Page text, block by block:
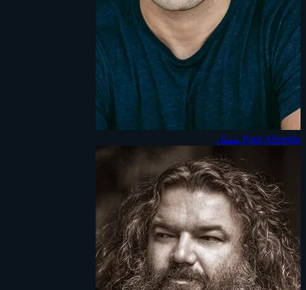
Paul Almeida ممثل